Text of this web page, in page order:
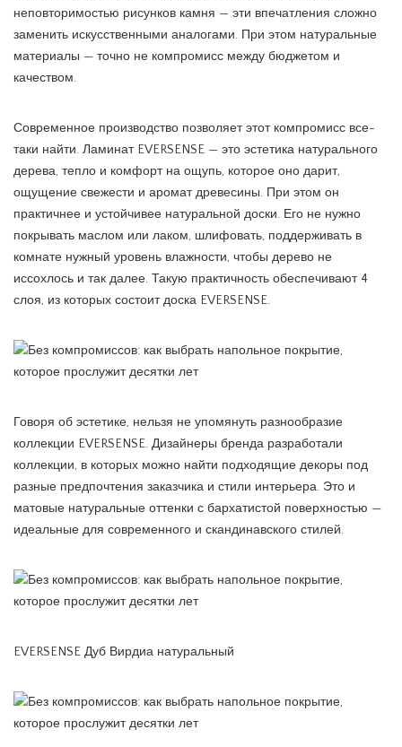
неповторимостью рисунков камня — эти впечатления сложно
заменить искусственными аналогами. При этом натуральные
материалы — точно не компромисс между бюджетом и
качеством.
Современное производство позволяет этот компромисс все-
таки найти. Ламинат EVERSENSE — это эстетика натурального
дерева, тепло и комфорт на ощупь, которое оно дарит,
ощущение свежести и аромат древесины. При этом он
практичнее и устойчивее натуральной доски. Его не нужно
покрывать маслом или лаком, шлифовать, поддерживать в
комнате нужный уровень влажности, чтобы дерево не
иссохлось и так далее. Такую практичность обеспечивают 4
слоя, из которых состоит доска EVERSENSE.
Говоря об эстетике, нельзя не упомянуть разнообразие
коллекции EVERSENSE. Дизайнеры бренда разработали
коллекции, в которых можно найти подходящие декоры под
разные предпочтения заказчика и стили интерьера. Это и
матовые натуральные оттенки с бархатистой поверхностью —
идеальные для современного и скандинавского стилей.
EVERSENSE Дуб Вирдиа натуральный